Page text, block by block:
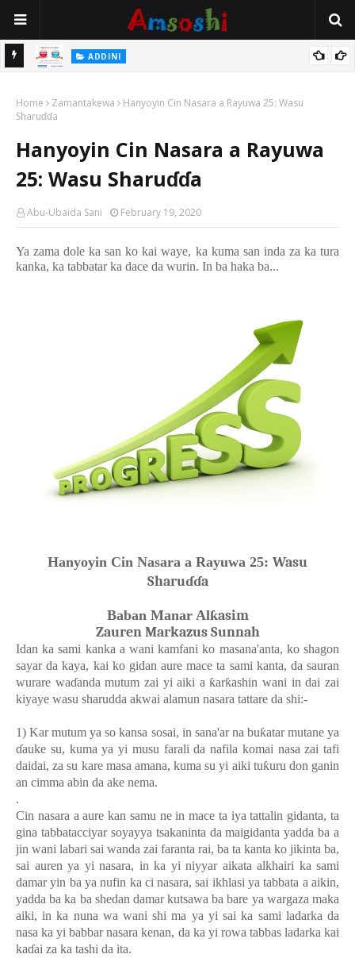
ADDINI
Home Zamantakewa
Hanyoyin Cin Nasara a Rayuwa 25: Wasu
Sharuɗɗa
Hanyoyin Cin Nasara a Rayuwa
25: Wasu Sharuɗɗa
Abu-Ubaida Sani February 19, 2020
Ya zama dole ka san ko kai waye, ka kuma san inda za ka tura
kanka, ka tabbatar ka dace da wurin. In ba haka ba...
Hanyoyin Cin Nasara a Rayuwa 25: Wasu
Sharuɗɗa
Baban Manar Alƙasim
Zauren Markazus Sunnah
Idan ka sami kanka a wani kamfani ko masana'anta, ko shagon
sayar da kaya, kai ko gidan aure mace ta sami kanta, da sauran
wurare waɗanda mutum zai yi aiki a ƙarƙashin wani in dai zai
kiyaye wasu sharudda akwai alamun nasara tattare da shi:-
1) Kar mutum ya so kansa sosai, in sana'ar na buƙatar mutane ya
ɗauke su, kuma ya yi musu farali da nafila komai nasa zai tafi
daidai, za su kare masa amana, kuma su yi aiki tuƙuru don ganin
an cimma abin da ake nema.
.
Cin nasara a aure kan samu ne in mace ta iya tattalin gidanta, ta
gina tabbatacciyar soyayya tsakaninta da maigidanta yadda ba a
jin wani labari sai wanda zai faranta rai, ba ta kanta ko jikinta ba,
sai auren ya yi nasara, in ka yi niyyar aikata alkhairi ka sami
damar yin ba ya nufin ka ci nasara, sai ikhlasi ya tabbata a aikin,
yadda ba ka ba shedan damar kutsawa ba bare ya wargaza maka
aiki, in ka nuna wa wani shi ma ya yi sai ka sami ladarka da
nasa ka yi babbar nasara kenan, da ka yi rowa tabbas ladarka kai
kaɗai za ka tashi da ita.